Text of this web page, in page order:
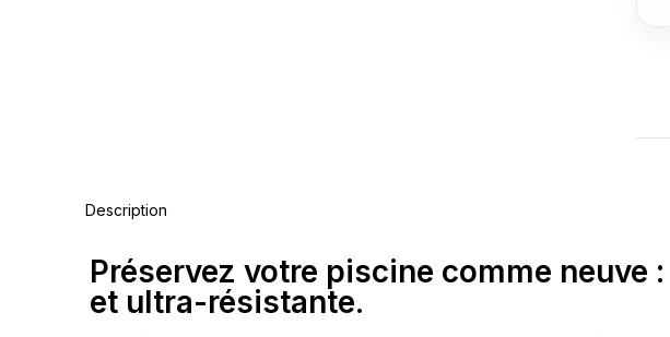
Description
Préservez votre piscine comme
et ultra-résistante.